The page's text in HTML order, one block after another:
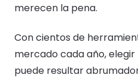
merecen la pena.
Con cientos de
mercado cada año,
puede resultar